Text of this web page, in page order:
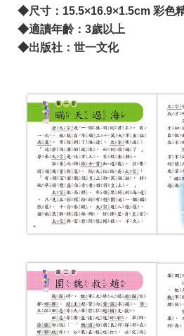
◆尺寸：15.5×16.9×1.5cm 彩色
◆適讀年齡：3歲以上
◆出版社：世一文化